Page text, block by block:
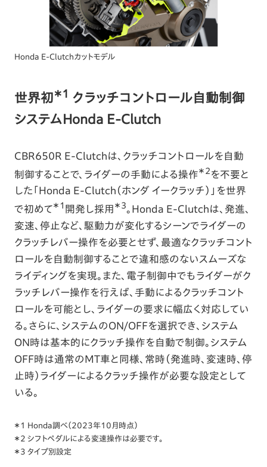
Honda E-Clutchカットモデル
世界初＊1
クラッチコントロール自動制御
システムHonda E-Clutch
CBR650R E-Clutchは、クラッチコントロールを自動
制御することで、ライダーの手動による操作＊2 を不要と
した「Honda E-Clutch（ホンダ イークラッチ）」を世界
で初めて＊1 開発し採用 ＊3。Honda E-Clutchは、発進、
変速、停止など、駆動力が変化するシーンでライダーの
クラッチレバー操作を必要とせず、最適なクラッチコント
ロールを自動制御することで違和感のないスムーズな
ライディングを実現。また、電子制御中でもライダーがク
ラッチレバー操作を行えば、手動によるクラッチコント
ロールを可能とし、ライダーの要求に幅広く対応してい
る。さらに、システムのON/OFFを選択でき、システム
ON時は基本的にクラッチ操作を自動で制御。システム
OFF時は通常のMT車と同様、常時（発進時、変速時、停
止時）ライダーによるクラッチ操作が必要な設定として
いる。
＊1 Honda調べ（2023年10月時点）
＊2 シフトペダルによる変速操作は必要です。
＊3 タイプ別設定